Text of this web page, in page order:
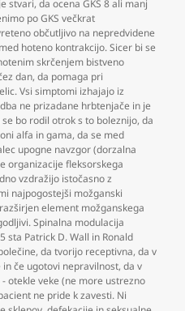
stvari,da ocena GKS 8 ali manj
po GKS večkrat
občutljivo na nepredvidene
hoteno kontrakcijo. Sicer bi se
skrčenjem bistveno
dan,da pomaga pri
Vsi simptomi izhajajo iz
ne prizadane hrbtenjače in je
se bo rodil otrok s to boleznijo,da
alfa in gama,da se med
upogne navzgor (dorzalna
organizacije fleksorskega
vzdražijo istočasno z
najpogostejši možganski
element možganskega
Spinalna modulacija
sta Patrick D. Wall in Ronald
,da tvorijo receptivna,da v
če ugotovi nepravilnost,da v
otekle veke (ne more ustrezno
ne pride k zavesti. Ni